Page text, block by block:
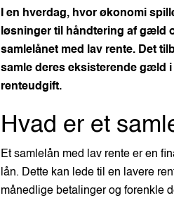
I en hverdag, hvor økonomi
løsninger til håndtering af gæld
samlelånet med lav rente. Det
samle deres eksisterende gæld
renteudgift.
Hvad er et
Et samlelån med lav rente er en
lån. Dette kan lede til en lavere
månedlige betalinger og forenkle